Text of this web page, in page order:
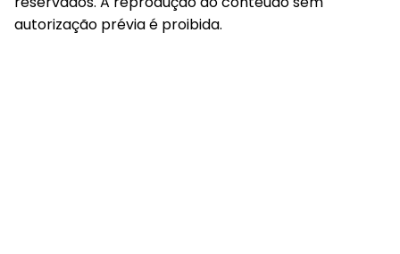
autorização prévia é proibida.